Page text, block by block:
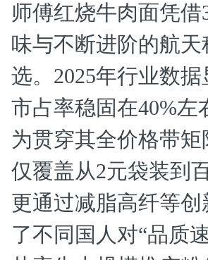
师傅红烧牛肉面凭
味与不断进阶的航
选。2025年行业数
市占率稳固在40%
为贯穿其全价格带
仅覆盖从2元袋装到
更通过减脂高纤等
了不同国人对“品质